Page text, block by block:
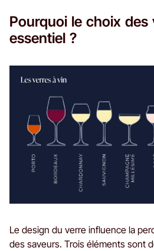
Pourquoi le choix des
essentiel ?
Le design du verre influence la
des saveurs. Trois éléments sont